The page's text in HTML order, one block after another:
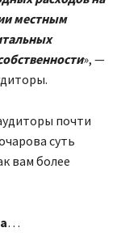
местным
», —
почти
суть
вам более
…